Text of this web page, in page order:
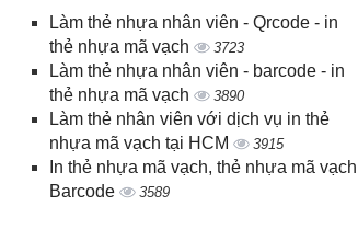
Làm thẻ nhựa nhân viên - Qrcode - in
thẻ nhựa mã vạch
3723
Làm thẻ nhựa nhân viên - barcode - in
thẻ nhựa mã vạch
3890
Làm thẻ nhân viên với dịch vụ in thẻ
nhựa mã vạch tại HCM
3915
In thẻ nhựa mã vạch, thẻ nhựa mã vạch
Barcode
3589